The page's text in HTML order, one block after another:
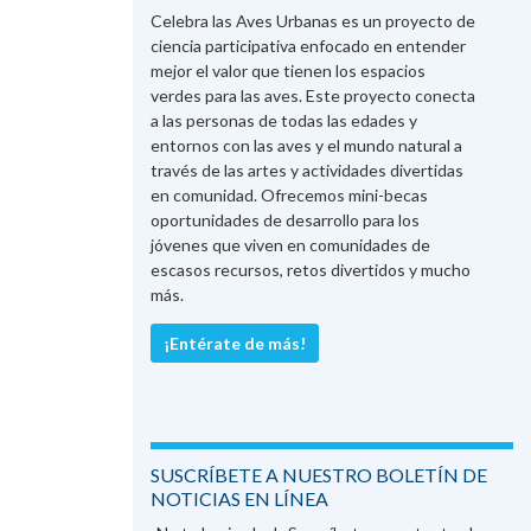
Celebra las Aves Urbanas es un proyecto de
ciencia participativa enfocado en entender
mejor el valor que tienen los espacios
verdes para las aves. Este proyecto conecta
a las personas de todas las edades y
entornos con las aves y el mundo natural a
través de las artes y actividades divertidas
en comunidad. Ofrecemos mini-becas
oportunidades de desarrollo para los
jóvenes que viven en comunidades de
escasos recursos, retos divertidos y mucho
más.
¡Entérate de más!
SUSCRÍBETE A NUESTRO BOLETÍN DE
NOTICIAS EN LÍNEA